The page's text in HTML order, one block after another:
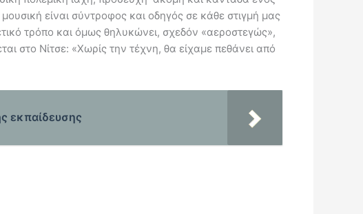
είναι σύντροφος και οδηγός σε κάθε στιγμή μας
τρόπο και όμως θηλυκώνει, σχεδόν «αεροστεγώς»,
στο Νίτσε: «Χωρίς την τέχνη, θα είχαμε πεθάνει από
εκπαίδευσης